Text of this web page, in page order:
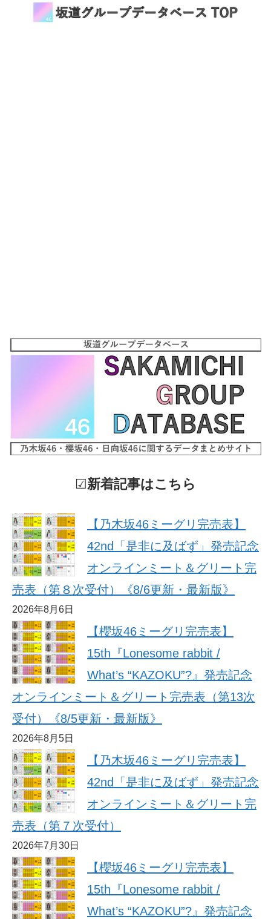
☑新着記事はこちら
【乃木坂46ミーグリ完売表】
42nd「是非に及ばず」発売記念
オンラインミート＆グリート完
売表（第８次受付）《8/6更新・最新版》
2026年8月6日
【櫻坂46ミーグリ完売表】
15th『Lonesome rabbit /
What’s “KAZOKU”?』発売記念
オンラインミート＆グリート完売表（第13次
受付）《8/5更新・最新版》
2026年8月5日
【乃木坂46ミーグリ完売表】
42nd「是非に及ばず」発売記念
オンラインミート＆グリート完
売表（第７次受付）
2026年7月30日
【櫻坂46ミーグリ完売表】
15th『Lonesome rabbit /
What’s “KAZOKU”?』発売記念